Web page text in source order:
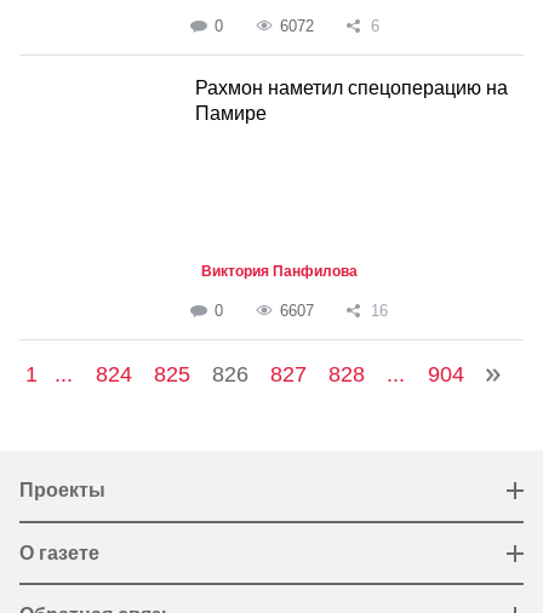
0 6072 6
Рахмон наметил спецоперацию на
Памире
Виктория Панфилова
0 6607 16
1 ... 824 825 826 827 828 ... 904
Проекты
О газете